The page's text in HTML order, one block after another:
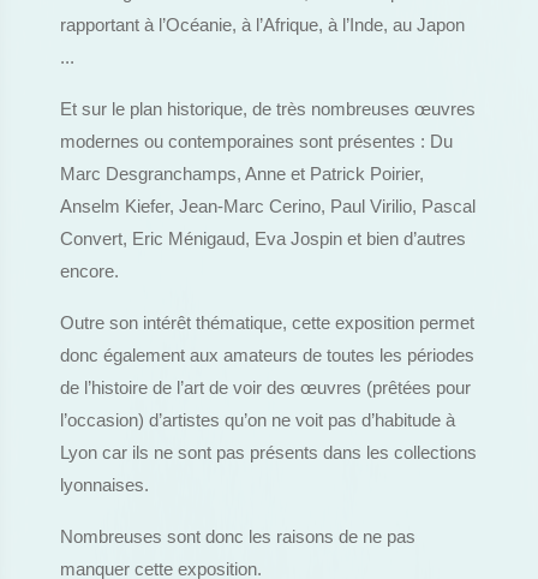
rapportant à l’Océanie, à l’Afrique, à l’Inde, au Japon
...
Et sur le plan historique, de très nombreuses œuvres
modernes ou contemporaines sont présentes : Du
Marc Desgranchamps, Anne et Patrick Poirier,
Anselm Kiefer, Jean-Marc Cerino, Paul Virilio, Pascal
Convert, Eric Ménigaud, Eva Jospin et bien d’autres
encore.
Outre son intérêt thématique, cette exposition permet
donc également aux amateurs de toutes les périodes
de l’histoire de l’art de voir des œuvres (prêtées pour
l’occasion) d’artistes qu’on ne voit pas d’habitude à
Lyon car ils ne sont pas présents dans les collections
lyonnaises.
Nombreuses sont donc les raisons de ne pas
manquer cette exposition.